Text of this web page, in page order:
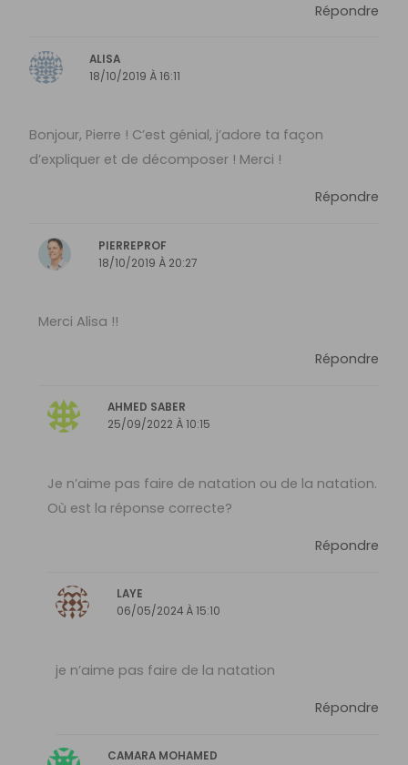
Répondre
ALISA
18/10/2019 À 16:11
Bonjour, Pierre ! C’est génial, j’adore ta façon
d’expliquer et de décomposer ! Merci !
Répondre
PIERREPROF
18/10/2019 À 20:27
Merci Alisa !!
Répondre
AHMED SABER
25/09/2022 À 10:15
Je n’aime pas faire de natation ou de la natation.
Où est la réponse correcte?
Répondre
LAYE
06/05/2024 À 15:10
je n’aime pas faire de la natation
Répondre
CAMARA MOHAMED